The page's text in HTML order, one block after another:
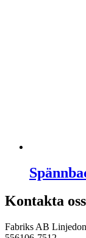
Kontakta oss
Fabriks AB Linjedon